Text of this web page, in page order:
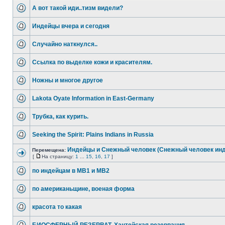
А вот такой иди..тизм видели?
Индейцы вчера и сегодня
Случайно наткнулся..
Ссылка по выделке кожи и красителям.
Ножны и многое другое
Lakota Oyate Information in East-Germany
Трубка, как курить.
Seeking the Spirit: Plains Indians in Russia
Перемещена: Индейцы и Снежный человек (Снежный человек
[ На страницу: 1 15 16 17 ]
по индейцам в МВ1 и МВ2
по американьщине, военая форма
красота то какая